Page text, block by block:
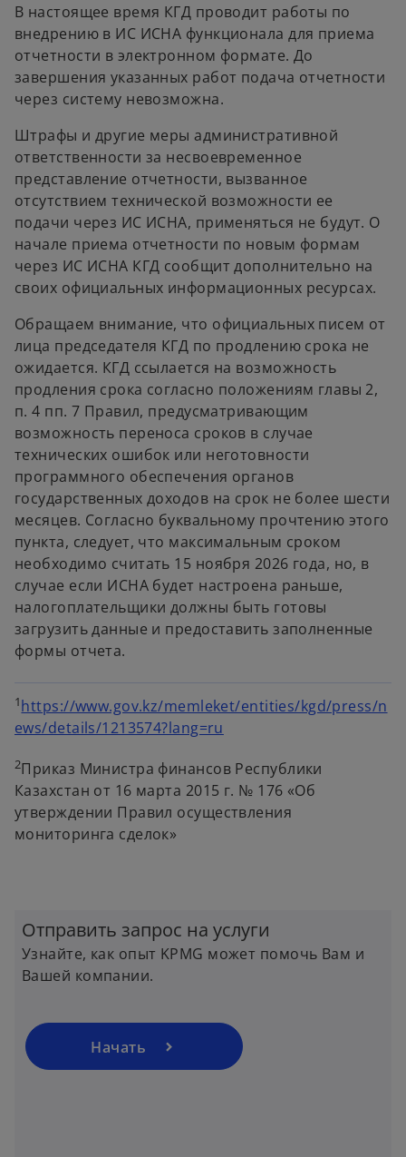
В настоящее время КГД проводит работы по
внедрению в ИС ИСНА функционала для приема
отчетности в электронном формате. До
завершения указанных работ подача отчетности
через систему невозможна.
Штрафы и другие меры административной
ответственности за несвоевременное
представление отчетности, вызванное
отсутствием технической возможности ее
подачи через ИС ИСНА, применяться не будут. О
начале приема отчетности по новым формам
через ИС ИСНА КГД сообщит дополнительно на
своих официальных информационных ресурсах.
Обращаем внимание, что официальных писем от
лица председателя КГД по продлению срока не
ожидается. КГД ссылается на возможность
продления срока согласно положениям главы 2,
п. 4 пп. 7 Правил, предусматривающим
возможность переноса сроков в случае
технических ошибок или неготовности
программного обеспечения органов
государственных доходов на срок не более шести
месяцев. Согласно буквальному прочтению этого
пункта, следует, что максимальным сроком
необходимо считать 15 ноября 2026 года, но, в
случае если ИСНА будет настроена раньше,
налогоплательщики должны быть готовы
загрузить данные и предоставить заполненные
формы отчета.
1https://www.gov.kz/memleket/entities/kgd/press/n
ews/details/1213574?lang=ru
2Приказ Министра финансов Республики
Казахстан от 16 марта 2015 г. № 176 «Об
утверждении Правил осуществления
мониторинга сделок»
Отправить запрос на услуги
Узнайте, как опыт KPMG может помочь Вам и
Вашей компании.
Начать
e
n
n
n